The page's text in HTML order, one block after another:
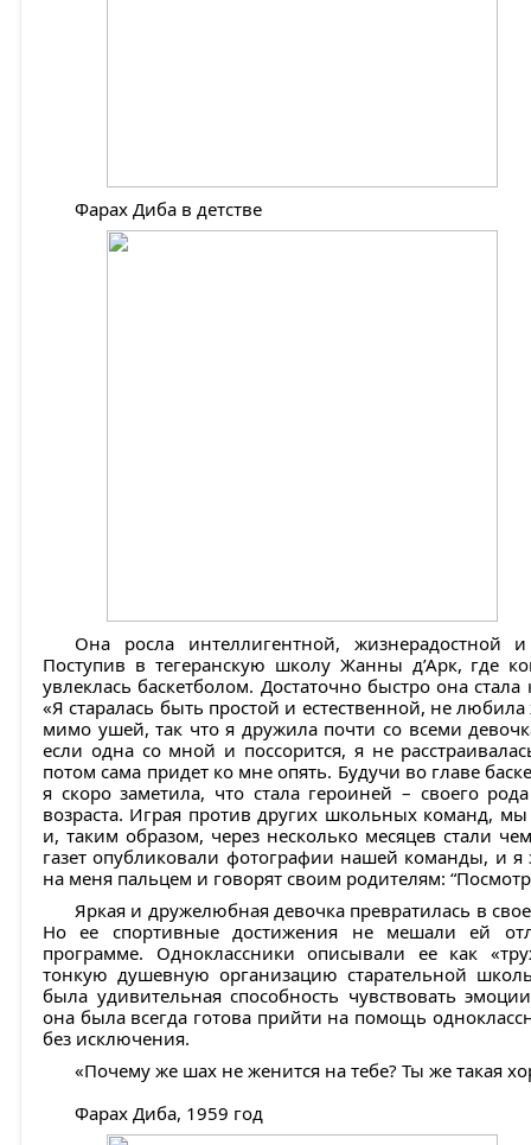
Фарах Диба в детстве
Она росла интеллигентной, жизнерадостной
Поступив в тегеранскую школу Жанны д’Арк, где
увлеклась баскетболом. Достаточно быстро она
«Я старалась быть простой и естественной, не
мимо ушей, так что я дружила почти со всеми
если одна со мной и поссорится, я не
потом сама придет ко мне опять. Будучи во главе
я скоро заметила, что стала героиней – своего
возраста. Играя против других школьных команд,
и, таким образом, через несколько месяцев стали
газет опубликовали фотографии нашей команды, и я
на меня пальцем и говорят своим родителям:
Яркая и дружелюбная девочка превратилась в
Но ее спортивные достижения не мешали ей
программе. Одноклассники описывали ее как
тонкую душевную организацию старательной
была удивительная способность чувствовать
она была всегда готова прийти на помощь
без исключения.
«Почему же шах не женится на тебе? Ты же такая
Фарах Диба, 1959 год